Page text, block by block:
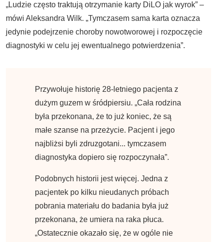
„Ludzie często traktują otrzymanie karty DiLO jak wyrok” –
mówi Aleksandra Wilk. „Tymczasem sama karta oznacza
jedynie podejrzenie choroby nowotworowej i rozpoczęcie
diagnostyki w celu jej ewentualnego potwierdzenia”.
Przywołuje historię 28-letniego pacjenta z
dużym guzem w śródpiersiu. „Cała rodzina
była przekonana, że to już koniec, że są
małe szanse na przeżycie. Pacjent i jego
najbliżsi byli zdruzgotani... tymczasem
diagnostyka dopiero się rozpoczynała”.
Podobnych historii jest więcej. Jedna z
pacjentek po kilku nieudanych próbach
pobrania materiału do badania była już
przekonana, że umiera na raka płuca.
„Ostatecznie okazało się, że w ogóle nie